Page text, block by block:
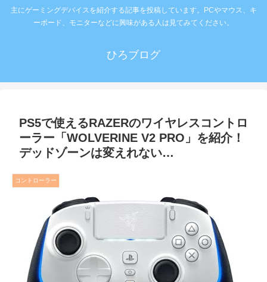
主にゲーミングデバイスを紹介する記事を投稿しています。PCやマウス、キ
ーボード、モニターなどに興味がある人は見てみてください。
ひろブログ
PS5で使えるRAZERのワイヤレスコントロ
ーラー「WOLVERINE V2 PRO」を紹介！
デッドゾーンは変えれない…
コントローラー